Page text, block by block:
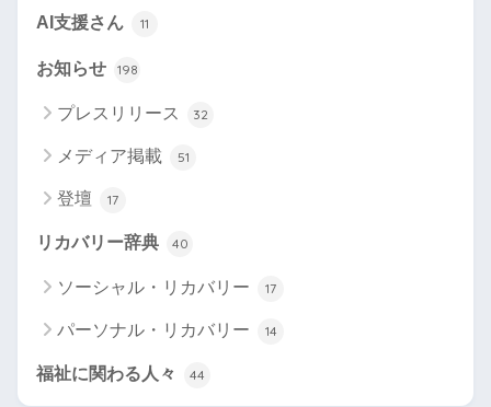
AI支援さん 11
お知らせ 198
プレスリリース 32
メディア掲載 51
登壇 17
リカバリー辞典 40
ソーシャル・リカバリー 17
パーソナル・リカバリー 14
福祉に関わる人々 44